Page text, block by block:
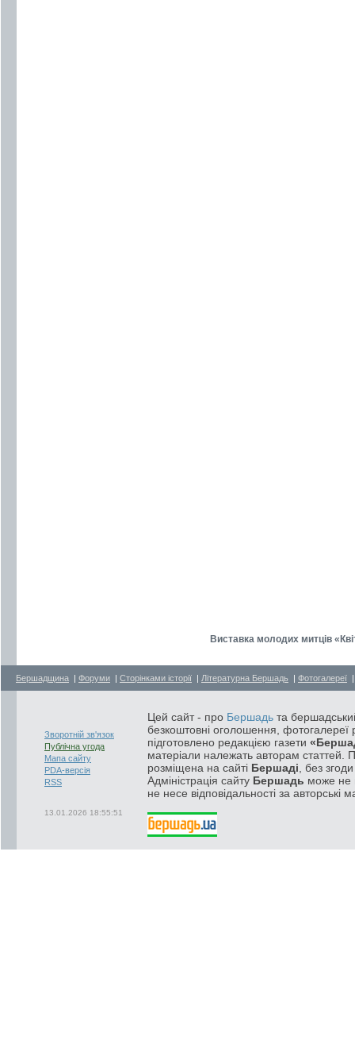
Виставка молодих митців
Бершадщина | Форуми | Сторінками історії | Літературна Бершадь | Фотогалереї
Зворотній зв'язок
Публічна угода
Мапа сайту
PDA-версія
RSS
13.01.2026 18:55:51
Цей сайт - про Бершадь та
безкоштовні оголошення, фотогалереї
підготовлено редакцією газети
матеріали належать авторам статтей.
розміщена на сайті Бершаді , без
Адміністрація сайту Бершадь може не
не несе відповідальності за авторські